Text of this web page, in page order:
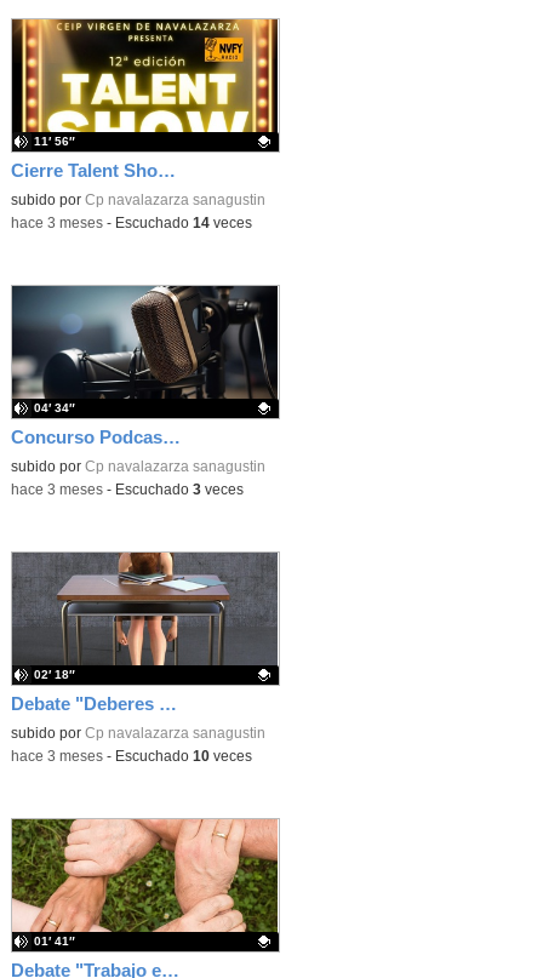
Cierre Talent Show 2026 – Entrevista final
Contenido educativo.
subido por Cp navalazarza sanagustin
11′ 56″
-hace 3 meses- Escuchado 14veces
Concurso Podcast RNE
Contenido educativo.
subido por Cp navalazarza sanagustin
04′ 34″
-hace 3 meses- Escuchado 3veces
Debate "Deberes Sí o No"
Contenido educativo.
subido por Cp navalazarza sanagustin
02′ 18″
-hace 3 meses- Escuchado 10veces
Debate "Trabajo en equipo o individual"
01′ 41″